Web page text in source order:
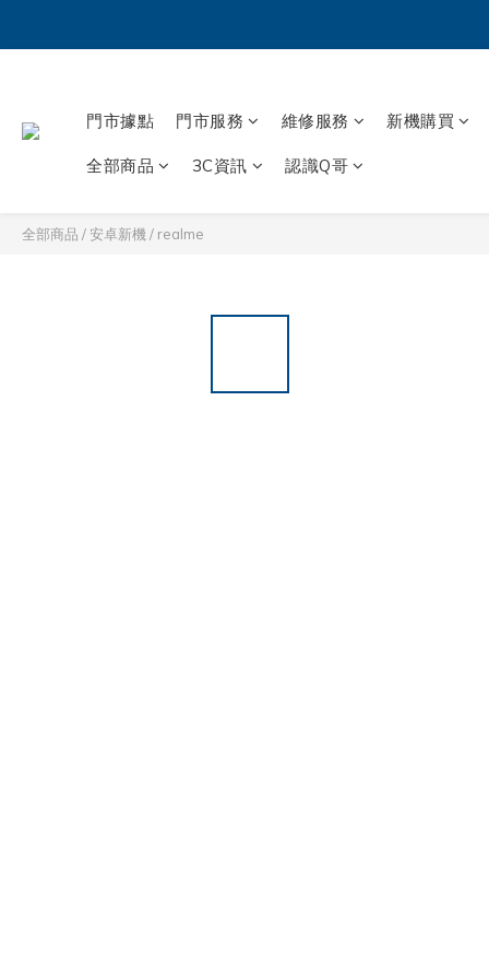
門市據點 門市服務 維修服務 新機購買
全部商品 3C資訊 認識Q哥
全部商品 /安卓新機 / realme